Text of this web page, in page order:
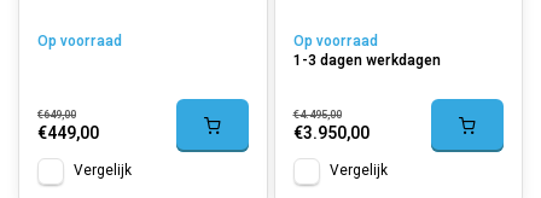
Op voorraad
€649,00
€449,00
Vergelijk
Op voorraad
1-3 dagen werkdagen
€4.495,00
€3.950,00
Vergelijk